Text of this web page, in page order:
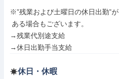
※”残業および土曜日の休日出勤”が
→残業代別途支給
→休日出勤手当支給
休日・休暇